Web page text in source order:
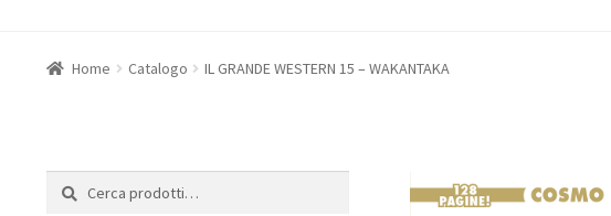
Home Catalogo IL GRANDE WESTERN 15 – WAKANTAKA
Cerca:
Cerca